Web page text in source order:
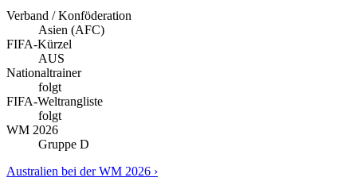
Verband / Konföderation
Asien (AFC)
FIFA-Kürzel
AUS
Nationaltrainer
folgt
FIFA-Weltrangliste
folgt
WM 2026
Gruppe D
Australien bei der WM 2026 ›